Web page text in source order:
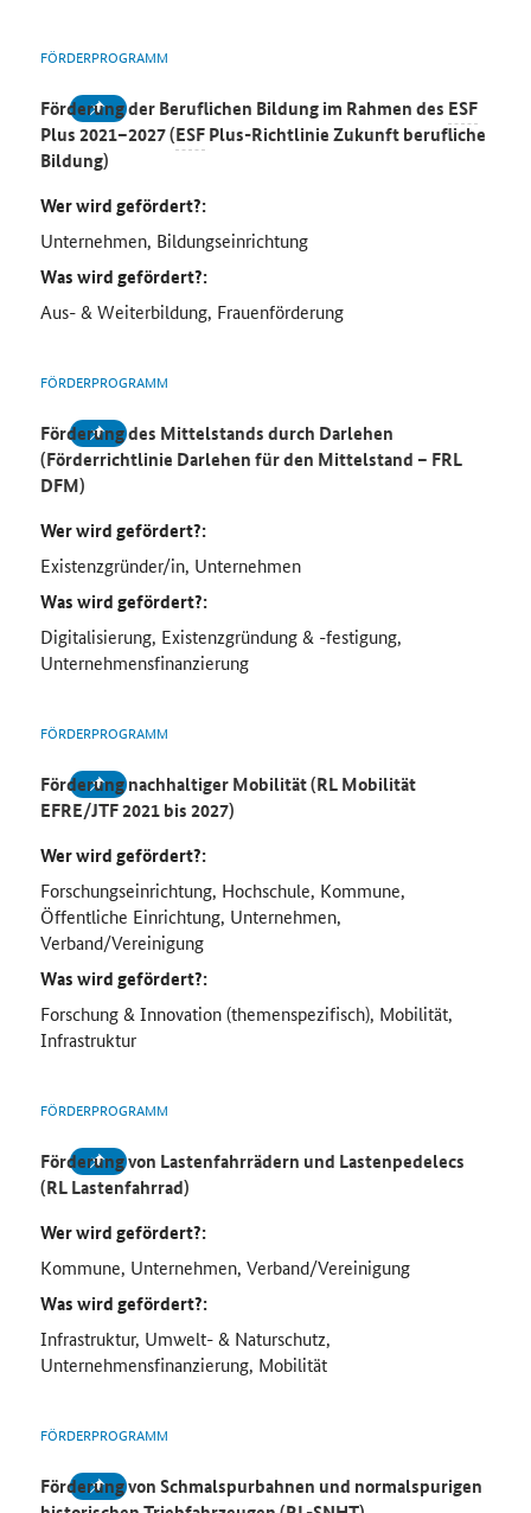
FÖRDERPROGRAMM
Förderung der Beruflichen Bildung im Rahmen des ESF
Plus 2021–2027 (ESFPlus-Richtlinie Zukunft berufliche
Bildung)
Wer wird gefördert?:
Unternehmen, Bildungseinrichtung
Was wird gefördert?:
Aus- & Weiterbildung, Frauenförderung
FÖRDERPROGRAMM
Förderung des Mittelstands durch Darlehen
(Förderrichtlinie Darlehen für den Mittelstand – FRL
DFM)
Wer wird gefördert?:
Existenzgründer/in, Unternehmen
Was wird gefördert?:
Digitalisierung, Existenzgründung & -festigung,
Unternehmensfinanzierung
FÖRDERPROGRAMM
Förderung nachhaltiger Mobilität (RL Mobilität
EFRE/JTF 2021 bis 2027)
Wer wird gefördert?:
Forschungseinrichtung, Hochschule, Kommune,
Öffentliche Einrichtung, Unternehmen,
Verband/Vereinigung
Was wird gefördert?:
Forschung & Innovation (themenspezifisch), Mobilität,
Infrastruktur
FÖRDERPROGRAMM
Förderung von Lastenfahrrädern und Lastenpedelecs
(RL Lastenfahrrad)
Wer wird gefördert?:
Kommune, Unternehmen, Verband/Vereinigung
Was wird gefördert?:
Infrastruktur, Umwelt- & Naturschutz,
Unternehmensfinanzierung, Mobilität
FÖRDERPROGRAMM
Förderung von Schmalspurbahnen und normalspurigen